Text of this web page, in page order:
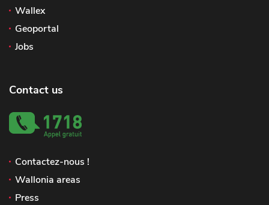
Wallex
Geoportal
Jobs
Contact us
Contactez-nous !
Wallonia areas
Press